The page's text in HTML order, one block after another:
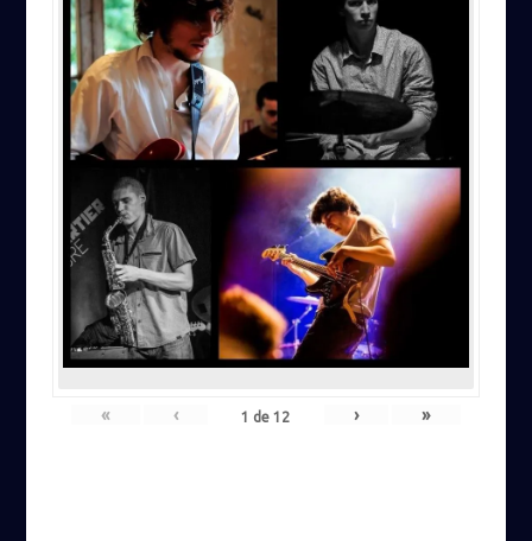
« ‹ 1 de12 › »